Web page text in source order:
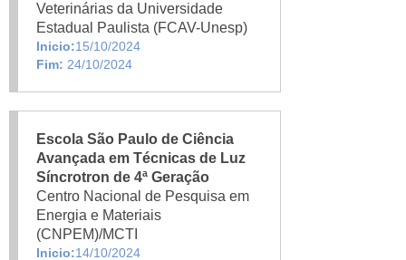
Veterinárias da Universidade
Estadual Paulista (FCAV-Unesp)
Inicio:15/10/2024
Fim: 24/10/2024
Escola São Paulo de Ciência
Avançada em Técnicas de Luz
Síncrotron de 4ª Geração
Centro Nacional de Pesquisa em
Energia e Materiais
(CNPEM)/MCTI
Inicio:14/10/2024